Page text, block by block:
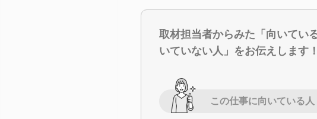
取材担当者からみた「向いてい
いていない人」をお伝えします！
この仕事に向いている人